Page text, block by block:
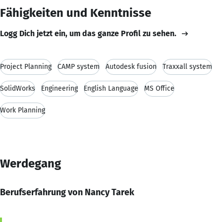
Fähigkeiten und Kenntnisse
Logg Dich jetzt ein, um das ganze Profil zu sehen.
Project Planning CAMP system Autodesk fusion Traxxall system
SolidWorks Engineering English Language MS Office
Work Planning
Werdegang
Berufserfahrung von Nancy Tarek